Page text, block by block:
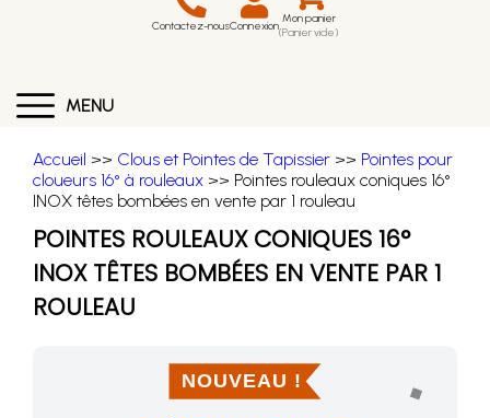
Contactez-nousConnexion Mon panier
(Panier vide)
MENU
Accueil >> Clous et Pointes de Tapissier >> Pointes pour
cloueurs 16° à rouleaux >> Pointes rouleaux coniques 16°
INOX têtes bombées en vente par 1 rouleau
POINTES ROULEAUX CONIQUES 16°
INOX TÊTES BOMBÉES EN VENTE PAR 1
ROULEAU
NOUVEAU !